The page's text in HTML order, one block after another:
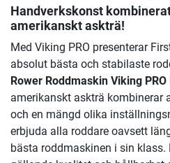
Handverkskonst
amerikanskt askträ!
Med Viking PRO presenterar
absolut bästa och stabilaste
Rower Roddmaskin Viking PRO
amerikanskt askträ kombinerar
och en mängd olika
erbjuda alla roddare oavsett
bästa roddmaskinen i sin